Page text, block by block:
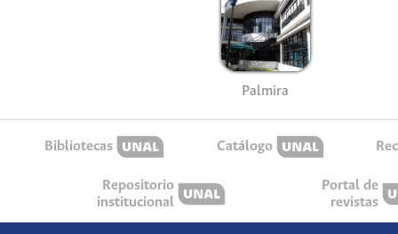
Palmira
Bibliotecas Catálogo
Repositorio
institucional
Portal de
revistas